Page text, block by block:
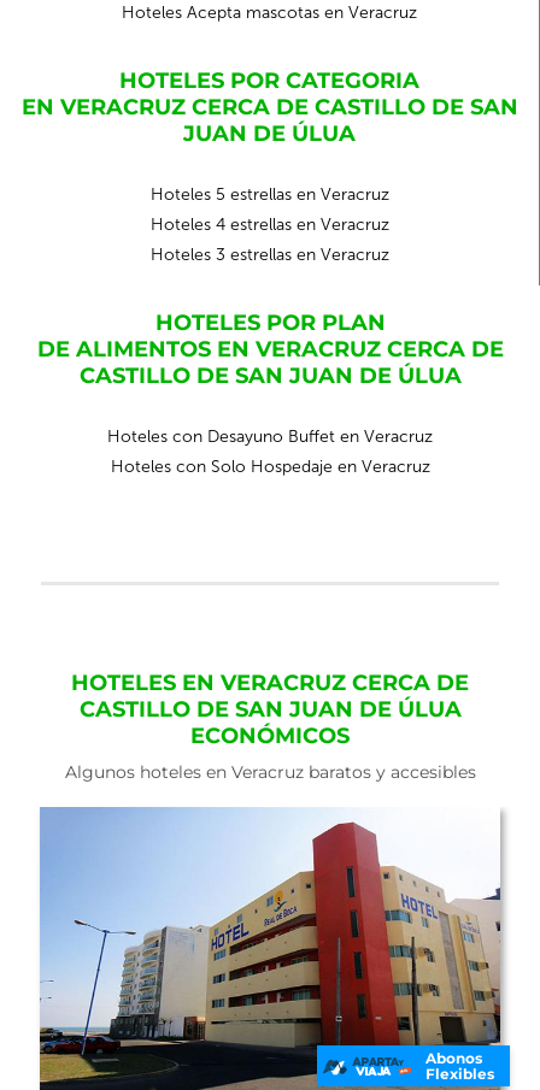
Hoteles Acepta mascotas en Veracruz
HOTELES POR CATEGORIA
EN VERACRUZ CERCA DE CASTILLO DE SAN
JUAN DE ÚLUA
Hoteles 5 estrellas en Veracruz
Hoteles 4 estrellas en Veracruz
Hoteles 3 estrellas en Veracruz
HOTELES POR PLAN
DE ALIMENTOS EN VERACRUZ CERCA DE
CASTILLO DE SAN JUAN DE ÚLUA
Hoteles con Desayuno Buffet en Veracruz
Hoteles con Solo Hospedaje en Veracruz
HOTELES EN VERACRUZ CERCA DE
CASTILLO DE SAN JUAN DE ÚLUA
ECONÓMICOS
Algunos hoteles en Veracruz baratos y accesibles
Abonos
Flexibles